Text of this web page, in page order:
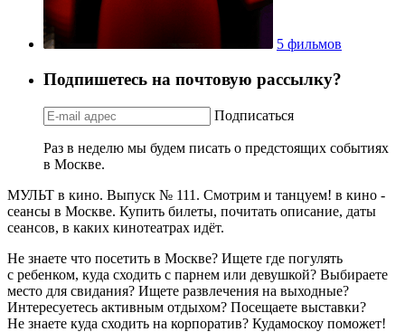
5 фильмов
Подпишетесь на почтовую рассылку?
Подписаться
Раз в неделю мы будем писать о предстоящих событиях
в Москве.
МУЛЬТ в кино. Выпуск № 111. Смотрим и танцуем! в кино -
сеансы в Москве. Купить билеты, почитать описание, даты
сеансов, в каких кинотеатрах идёт.
Не знаете что посетить в Москве? Ищете где погулять
с ребенком, куда сходить с парнем или девушкой? Выбираете
место для свидания? Ищете развлечения на выходные?
Интересуетесь активным отдыхом? Посещаете выставки?
Не знаете куда сходить на корпоратив? Кудамоскоу поможет!